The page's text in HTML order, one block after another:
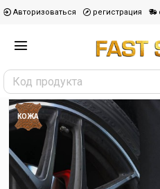
Авторизоваться регистрация
КОЖА